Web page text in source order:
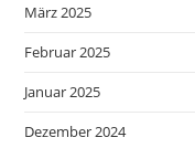
März 2025
Februar 2025
Januar 2025
Dezember 2024